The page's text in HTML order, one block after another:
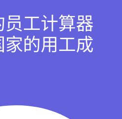
工计算器
的用工成